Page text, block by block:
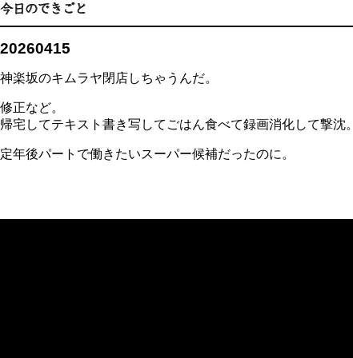
20260415
神楽坂のキムラヤ閉店しちゃうんだ。
修正など。
帰宅してテキスト書き写してごはん食べて録画消化して撃沈。
定年後パートで働きたいスーパー候補だったのに。